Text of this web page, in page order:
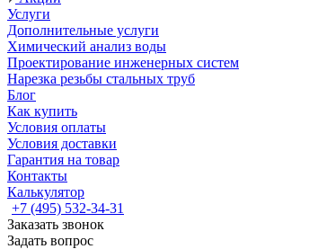
Услуги
Дополнительные услуги
Химический анализ воды
Проектирование инженерных систем
Нарезка резьбы стальных труб
Блог
Как купить
Условия оплаты
Условия доставки
Гарантия на товар
Контакты
Калькулятор
+7 (495) 532‑34‑31
Заказать звонок
Задать вопрос